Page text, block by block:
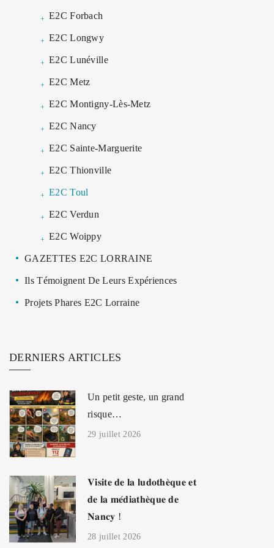
E2C Forbach
E2C Longwy
E2C Lunéville
E2C Metz
E2C Montigny-Lès-Metz
E2C Nancy
E2C Sainte-Marguerite
E2C Thionville
E2C Toul
E2C Verdun
E2C Woippy
GAZETTES E2C LORRAINE
Ils Témoignent De Leurs Expériences
Projets Phares E2C Lorraine
DERNIERS ARTICLES
Un petit geste, un grand
risque…
29 juillet 2026
𝐕𝐢𝐬𝐢𝐭𝐞 𝐝𝐞 𝐥𝐚 𝐥𝐮𝐝𝐨𝐭𝐡𝐞̀𝐪𝐮𝐞 𝐞𝐭
𝐝𝐞 𝐥𝐚 𝐦𝐞́𝐝𝐢𝐚𝐭𝐡𝐞̀𝐪𝐮𝐞 𝐝𝐞
𝐍𝐚𝐧𝐜𝐲 !
28 juillet 2026